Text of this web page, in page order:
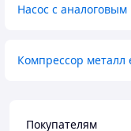
Насос с
Компрессор
Покупателям